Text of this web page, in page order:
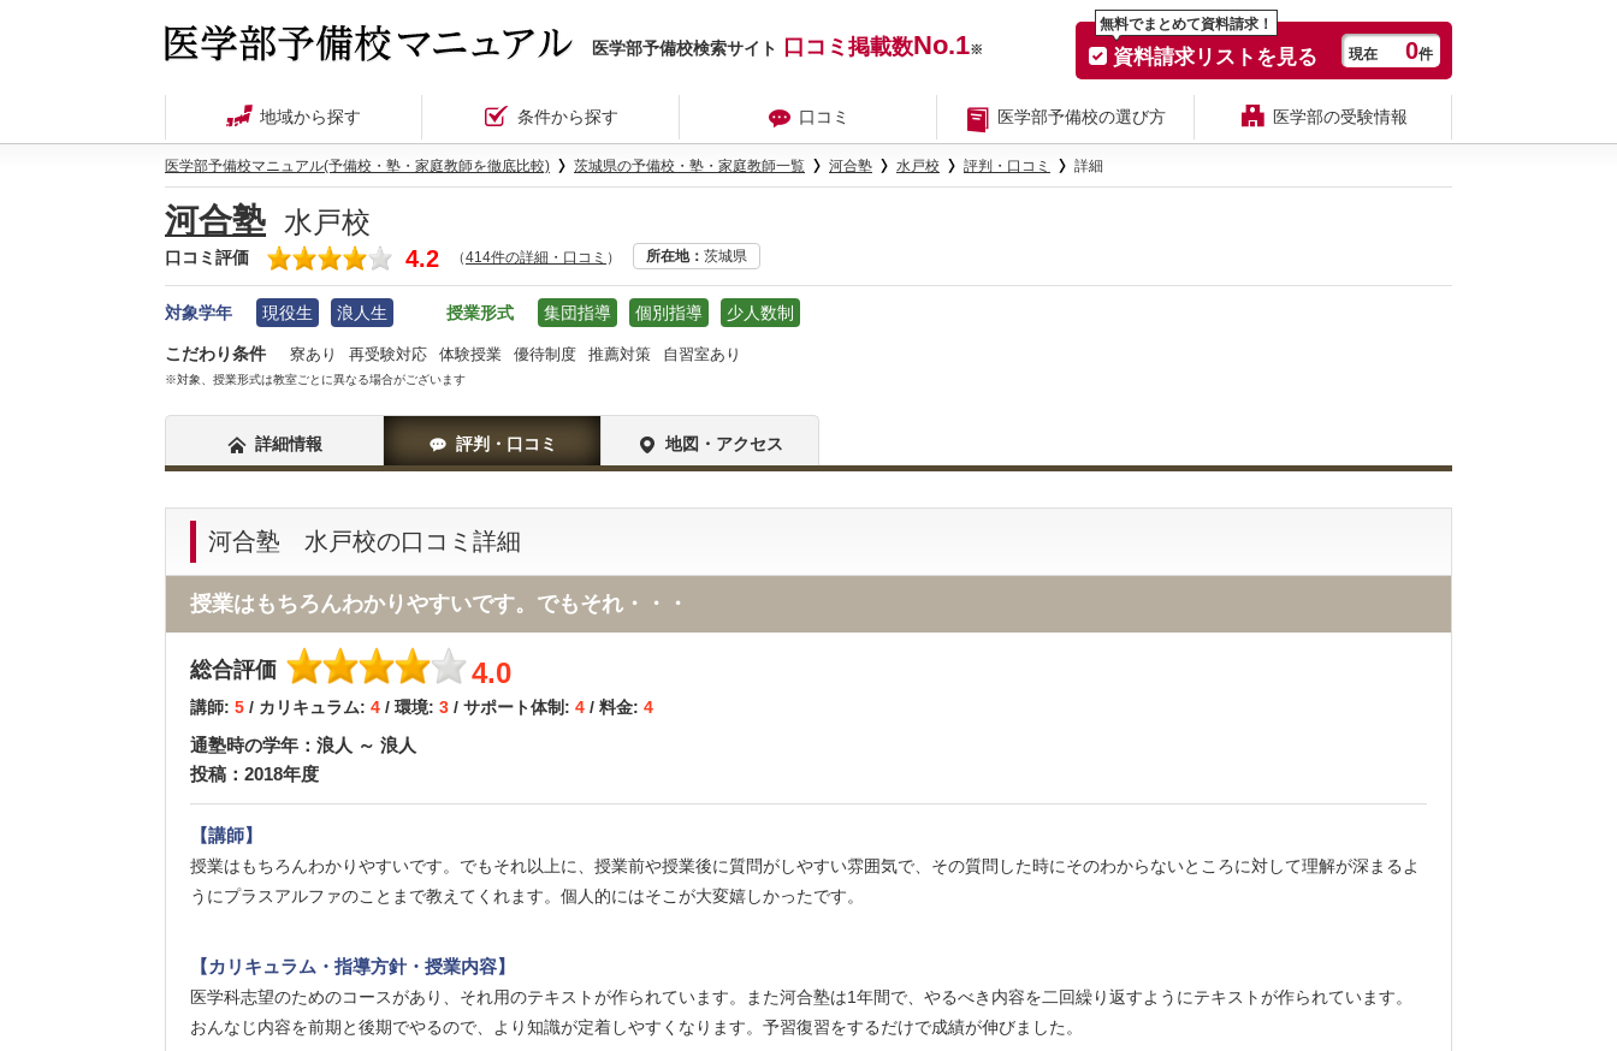
医学部予備校検索サイト 口コミ掲載数No.1※
無料でまとめて資料請求！
資料請求リストを見る 現在 0件
地域から探す 条件から探す 口コミ 医学部予備校の選び方 医学部の受験情報
医学部予備校マニュアル(予備校・塾・家庭教師を徹底比較) 茨城県の予備校・塾・家庭教師一覧 河合塾 水戸校 評判・口コミ 詳細
河合塾 水戸校
口コミ評価 4.2 （414件の詳細・口コミ ） 所在地 茨城県
対象学年 現役生 浪人生 授業形式 集団指導 個別指導 少人数制
こだわり条件 寮あり 再受験対応 体験授業 優待制度 推薦対策 自習室あり
※対象、授業形式は教室ごとに異なる場合がございます
詳細情報 評判・口コミ 地図・アクセス
河合塾 水戸校の口コミ詳細
授業はもちろんわかりやすいです。でもそれ・・・
総合評価 4.0
講師: 5 / カリキュラム: 4 / 環境: 3 / サポート体制: 4 / 料金: 4
通塾時の学年：浪人 ～ 浪人
投稿：2018年度
【講師】
授業はもちろんわかりやすいです。でもそれ以上に、授業前や授業後に質問がしやすい雰囲気で、その質問した時にそのわからないところに対して理解が深まるよ
うにプラスアルファのことまで教えてくれます。個人的にはそこが大変嬉しかったです。
【カリキュラム・指導方針・授業内容】
医学科志望のためのコースがあり、それ用のテキストが作られています。また河合塾は1年間で、やるべき内容を二回繰り返すようにテキストが作られています。
おんなじ内容を前期と後期でやるので、より知識が定着しやすくなります。予習復習をするだけで成績が伸びました。